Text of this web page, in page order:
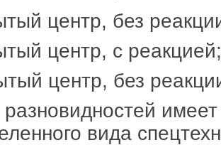
центр, без
центр, с реакцией;
центр, без
вида